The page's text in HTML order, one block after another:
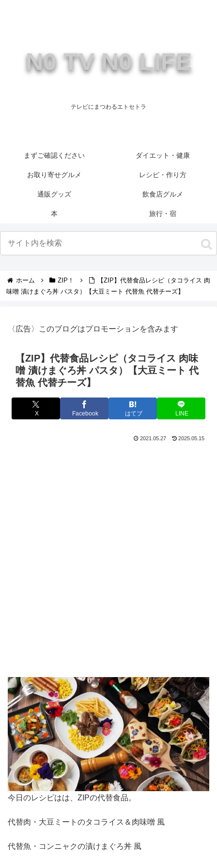
N0 TV N0 LIFE
テレビにまつわるエトセトラ
まずご確認ください ダイエット・健康
お取り寄せグルメ レシピ・作り方
通販グッズ 飲食店グルメ
本 旅行・宿
ホーム ZIP！
【ZIP】代替食品レシピ（タコライス 肉
味噌 漬けまぐろ丼 パスタ）【大豆ミート 代替魚 代替チーズ】
〈広告〉このブログはプロモーションを含みます
【ZIP】代替食品レシピ（タコライス 肉味
噌 漬けまぐろ丼 パスタ）【大豆ミート 代
替魚 代替チーズ】
X Facebook はてブ LINE
2021.05.27 2025.05.15
今日のレシピはは、ZIPの代替食品。
代替肉・大豆ミートのタコライス＆肉味噌 風
代替魚・コンニャクの漬けまぐろ丼 風